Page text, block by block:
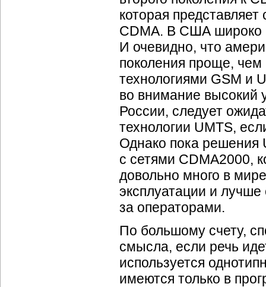
которая
CDMA. В США широко
И очевидно, что
поколения проще,
технологиями GSM и
во внимание высокий
России, следует
технологии UMTS,
Однако пока решения
с сетями CDMA2000,
довольно много в
эксплуатации и
за операторами.
По большому счету,
смысла, если речь
используется
имеются только в